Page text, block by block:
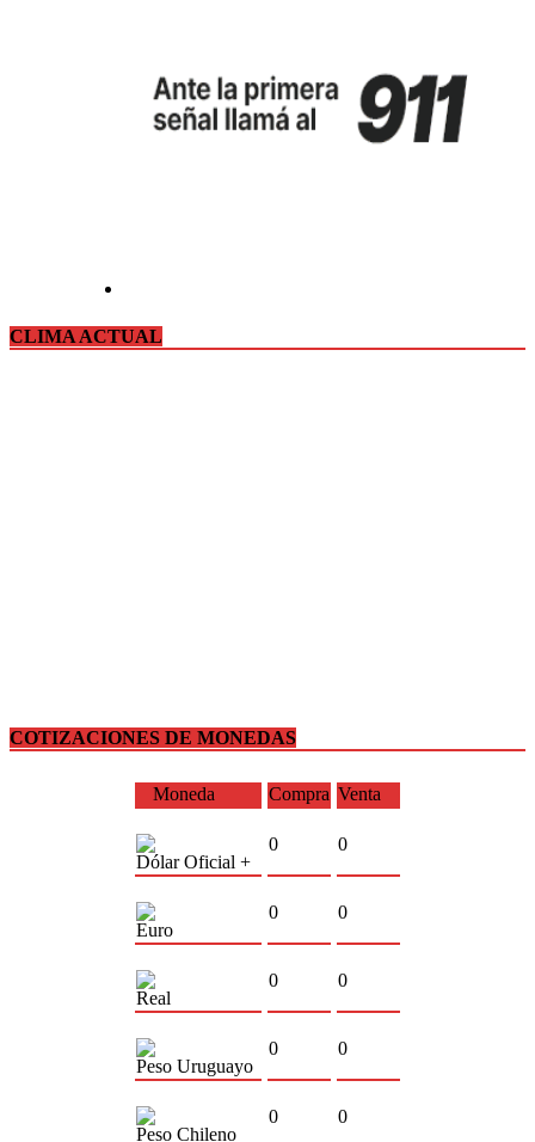
CLIMA ACTUAL
COTIZACIONES DE MONEDAS
Moneda Compra Venta
Dólar Oficial +
0 0
Euro
0 0
Real
0 0
Peso Uruguayo
0 0
Peso Chileno
0 0